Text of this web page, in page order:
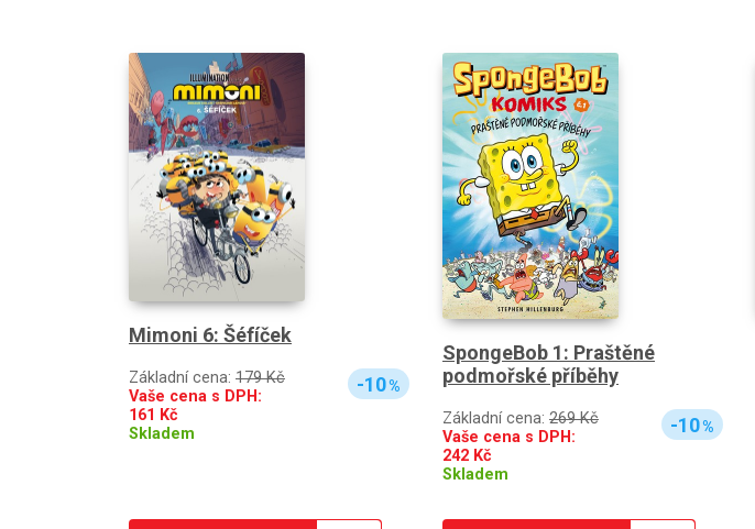
Mimoni 6: Šéfíček
Základní cena: 179 Kč
Vaše cena s DPH:
161 Kč
Skladem
-10%
SpongeBob 1: Praštěné
podmořské příběhy
Základní cena: 269 Kč
Vaše cena s DPH:
242 Kč
Skladem
-10%